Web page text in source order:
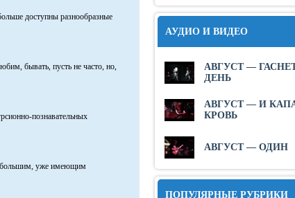
доступны разнообразные
бывать, пусть не часто, но,
познавательных
большим, уже имеющим
АУДИО И ВИДЕО
АВГУСТ —
ДЕНЬ
АВГУСТ — И
КРОВЬ
АВГУСТ — ОДИН
ПОПУЛЯРНЫЕ РУБРИКИ